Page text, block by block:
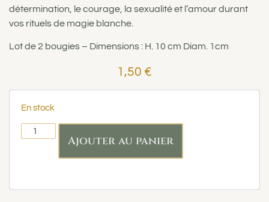
détermination, le courage, la sexualité et l’amour durant
vos rituels de magie blanche.
Lot de 2 bougies – Dimensions : H. 10 cm Diam. 1cm
1,50 €
En stock
Ajouter au panier